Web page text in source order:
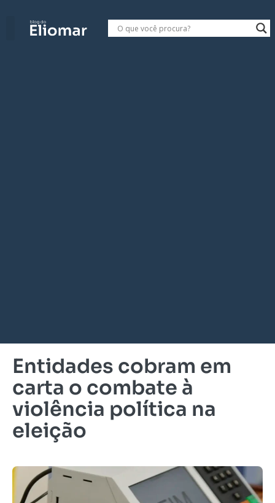
Entidades cobram em
carta o combate à
violência política na
eleição